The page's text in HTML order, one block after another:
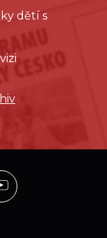
dětí s
Profil
na